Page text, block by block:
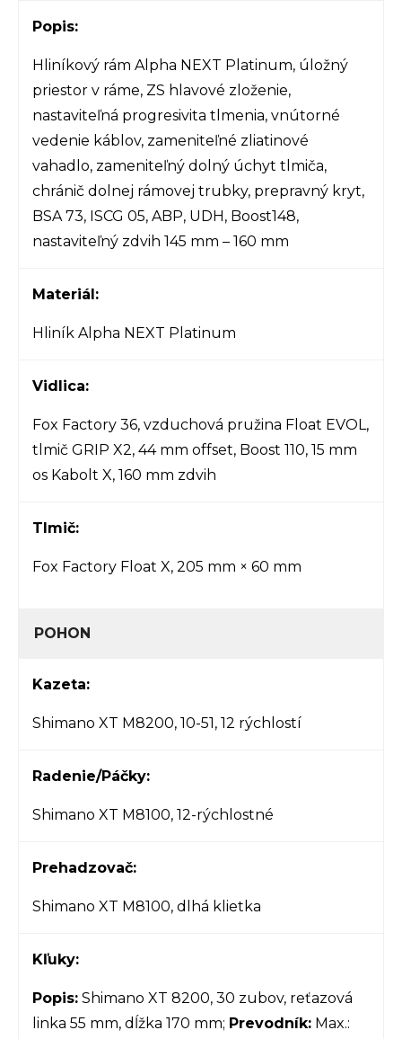
Popis:
Hliníkový rám Alpha NEXT Platinum, úložný
priestor v ráme, ZS hlavové zloženie,
nastaviteľná progresivita tlmenia, vnútorné
vedenie káblov, zameniteľné zliatinové
vahadlo, zameniteľný dolný úchyt tlmiča,
chránič dolnej rámovej trubky, prepravný kryt,
BSA 73, ISCG 05, ABP, UDH, Boost148,
nastaviteľný zdvih 145 mm – 160 mm
Materiál:
Hliník Alpha NEXT Platinum
Vidlica:
Fox Factory 36, vzduchová pružina Float EVOL,
tlmič GRIP X2, 44 mm offset, Boost 110, 15 mm
os Kabolt X, 160 mm zdvih
Tlmič:
Fox Factory Float X, 205 mm × 60 mm
POHON
Kazeta:
Shimano XT M8200, 10-51, 12 rýchlostí
Radenie/Páčky:
Shimano XT M8100, 12-rýchlostné
Prehadzovač:
Shimano XT M8100, dlhá klietka
Kľuky:
Popis: Shimano XT 8200, 30 zubov, reťazová
linka 55 mm, dĺžka 170 mm; Prevodník: Max.: